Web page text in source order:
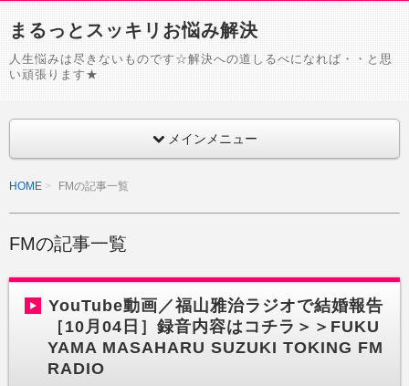
まるっとスッキリお悩み解決
人生悩みは尽きないものです☆解決への道しるべになれば・・と思
い頑張ります★
メインメニュー
HOME FMの記事一覧
FMの記事一覧
YouTube動画／福山雅治ラジオで結婚報告
［10月04日］録音内容はコチラ＞＞FUKU
YAMA MASAHARU SUZUKI TOKING FM
RADIO